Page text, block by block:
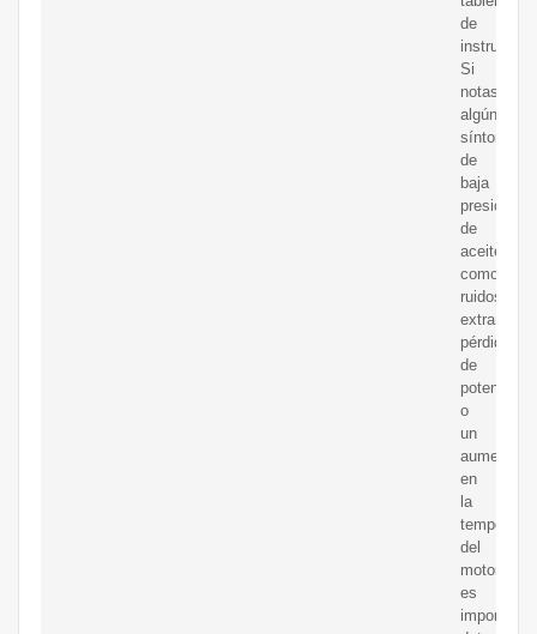
de
Si
notas
algún
síntoma
de
baja
presión
de
aceite,
como
ruidos
extraños,
pérdida
de
potencia
o
un
aumento
en
la
del
motor,
es
importante